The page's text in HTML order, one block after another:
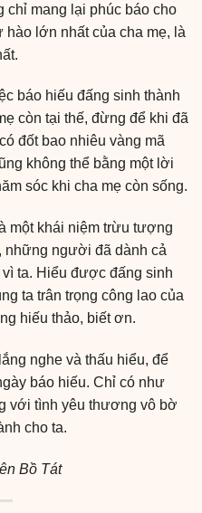
chỉ mang lại phúc báo cho
hào lớn nhất của cha mẹ, là
báo hiếu đấng sinh thành
còn tại thế, đừng để khi đã
đốt bao nhiêu vàng mã
không thể bằng một lời
sóc khi cha mẹ còn sống.
một khái niệm trừu tượng
những người đã dành cả
ta. Hiểu được đấng sinh
ta trân trọng công lao của
hiếu thảo, biết ơn.
nghe và thấu hiểu, để
báo hiếu. Chỉ có như
với tình yêu thương vô bờ
cho ta.
Bồ Tát